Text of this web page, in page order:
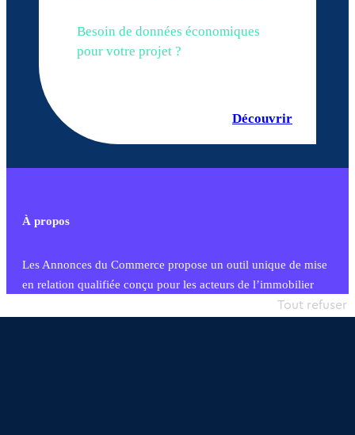
Besoin de données économiques
pour votre projet ?
Découvrir
À propos
Les Annonces du Commerce propose un outil unique de mise
en relation qualifiée conçu pour les acteurs de l’immobilier
commercial et les collectivités territoriales, simple et intégrant
Tout refuser